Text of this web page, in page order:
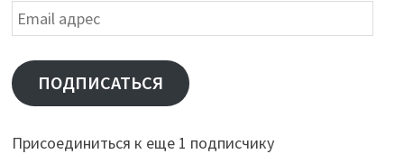
Email
адрес
ПОДПИСАТЬСЯ
Присоединиться к еще 1 подписчику